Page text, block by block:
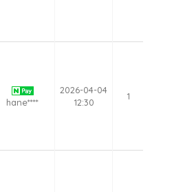
hane****
2026-04-04
12:30
1